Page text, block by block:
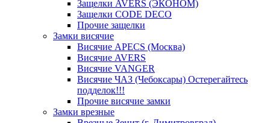
Защелки AVERS (ЭКОНОМ)
Защелки CODE DECO
Прочие защелки
Замки висячие
Висячие APECS (Москва)
Висячие AVERS
Висячие VANGER
Висячие ЧАЗ (Чебоксары) Остерегайтесь
подделок!!!
Прочие висячие замки
Замки врезные